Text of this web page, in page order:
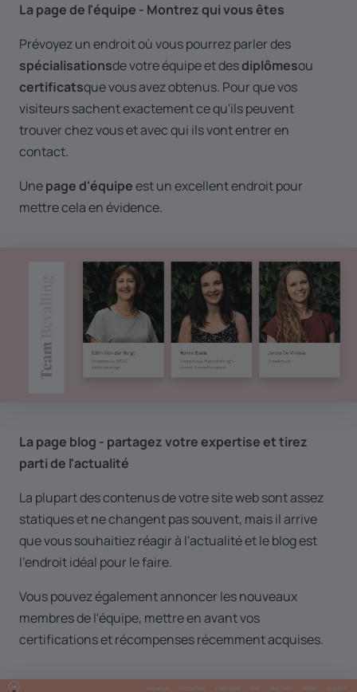
La page de l'équipe - Montrez qui vous êtes
Prévoyez un endroit où vous pourrez parler des
spécialisationsde votre équipe et desdiplômesou
certificatsque vous avez obtenus. Pour que vos
visiteurs sachent exactement ce qu'ils peuvent
trouver chez vous et avec qui ils vont entrer en
contact.
Unepage d'équipeest un excellent endroit pour
mettre cela en évidence.
La page blog - partagez votre expertise et tirez
parti de l'actualité
La plupart des contenus de votre site web sont assez
statiques et ne changent pas souvent, mais il arrive
que vous souhaitiez réagir à l'actualité et le blog est
l'endroit idéal pour le faire.
Vous pouvez également annoncer les nouveaux
membres de l'équipe, mettre en avant vos
certifications et récompenses récemment acquises.